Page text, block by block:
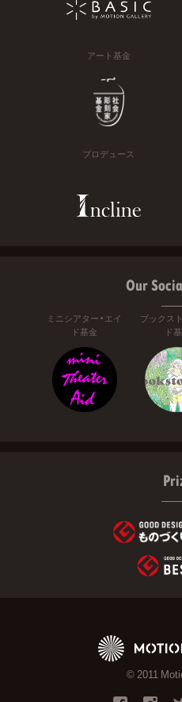
アート基金
プロデュース
Our
ミニシアター・エイ
ド基金
ブックス
ド
© 2011